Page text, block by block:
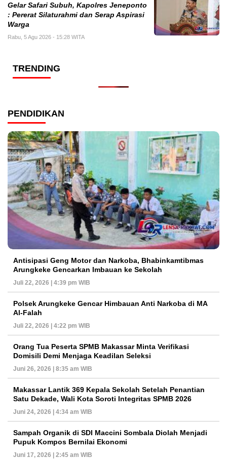
Gelar Safari Subuh, Kapolres Jeneponto
: Pererat Silaturahmi dan Serap Aspirasi
Warga
Rabu, 5 Agu 2026 - 15:28 WITA
TRENDING
PENDIDIKAN
Antisipasi Geng Motor dan Narkoba, Bhabinkamtibmas
Arungkeke Gencarkan Imbauan ke Sekolah
Juli 22, 2026 | 4:39 pm WIB
Polsek Arungkeke Gencar Himbauan Anti Narkoba di MA
Al-Falah
Juli 22, 2026 | 4:22 pm WIB
Orang Tua Peserta SPMB Makassar Minta Verifikasi
Domisili Demi Menjaga Keadilan Seleksi
Juni 26, 2026 | 8:35 am WIB
Makassar Lantik 369 Kepala Sekolah Setelah Penantian
Satu Dekade, Wali Kota Soroti Integritas SPMB 2026
Juni 24, 2026 | 4:34 am WIB
Sampah Organik di SDI Maccini Sombala Diolah Menjadi
Pupuk Kompos Bernilai Ekonomi
Juni 17, 2026 | 2:45 am WIB